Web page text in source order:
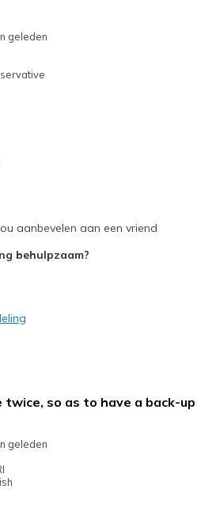
are for Wearing
geleden
true to size
aanbevelen aan een vriend
behulpzaam?
so as to have a back-up
geleden